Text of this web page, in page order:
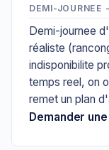
DEMI-JOURNEE
Demi-journee
réaliste
indisponibilite
temps reel, on
remet un plan
Demander